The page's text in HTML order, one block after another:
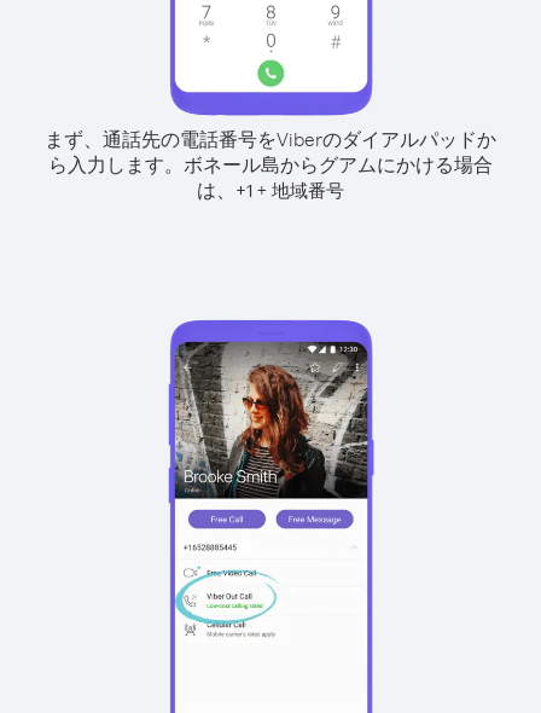
まず、通話先の電話番号をViberのダイアルパッドか
ら入力します。 ボネール島からグアムにかける場合
は、 +1 + 地域番号